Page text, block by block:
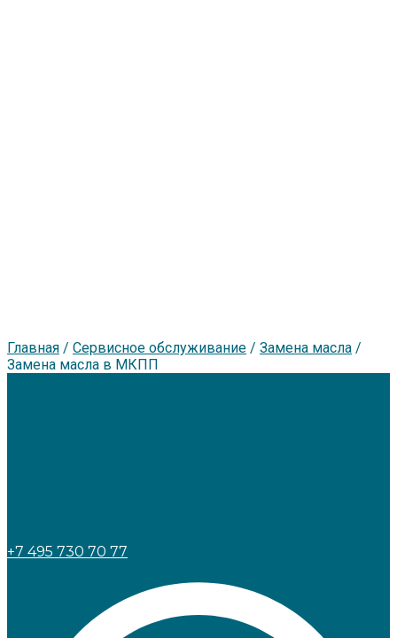
Главная / Сервисное обслуживание / Замена масла /
Замена масла в МКПП
+7 495 730 70 77